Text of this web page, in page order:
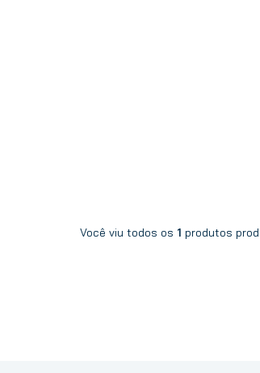
Você viu todos os 1